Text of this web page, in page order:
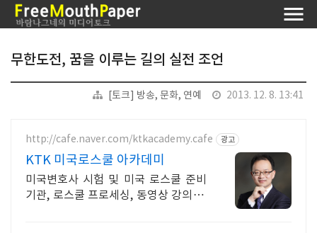
무한도전, 꿈을 이루는 길의 실전 조언
[토크] 방송, 문화, 연예 2013. 12. 8. 13:41
http://cafe.naver.com/ktkacademy.cafe 광고
KTK 미국로스쿨 아카데미
미국변호사 시험 및 미국 로스쿨 준비
기관, 로스쿨 프로세싱, 동영상 강의 진